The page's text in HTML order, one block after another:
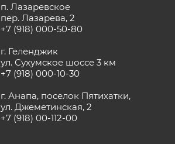
п. Лазаревское
пер. Лазарева, 2
+7 (918) 000-50-80
г. Геленджик
ул. Сухумское шоссе 3 км
+7 (918) 000-10-30
г. Анапа, поселок Пятихатки,
ул. Джеметинская, 2
+7 (918) 00-112-00